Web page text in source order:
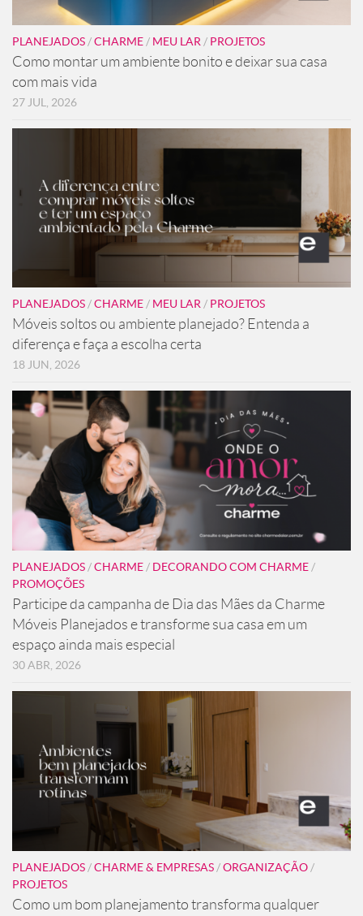
PLANEJADOS /CHARME / MEU LAR / PROJETOS
Como montar um ambiente bonito e deixar sua casa
com mais vida
27 JUL, 2026
PLANEJADOS/CHARME/ MEU LAR/ PROJETOS
Móveis soltos ou ambiente planejado? Entenda a
diferença e faça a escolha certa
18 JUN, 2026
PLANEJADOS/CHARME/ DECORANDO COM CHARME/
PROMOÇÕES
Participe da campanha de Dia das Mães da Charme
Móveis Planejados e transforme sua casa em um
espaço ainda mais especial
30 ABR, 2026
PLANEJADOS/CHARME & EMPRESAS/ORGANIZAÇÃO/
PROJETOS
Como um bom planejamento transforma qualquer